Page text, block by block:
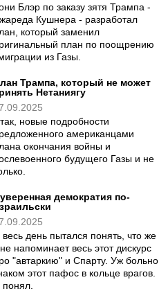
Блэр по заказу зятя Трампа -
Кушнера - разработал
который заменил
план по поощрению
из Газы.
Трампа, который не может
Нетаниягу
новые подробности
американцами
окончания войны и
будущего Газы и не
демократия по-
весь день пытался понять, что же
напоминает весь этот дискурс
"автаркию" и Спарту. Уж больно
этот пафос в кольце врагов.